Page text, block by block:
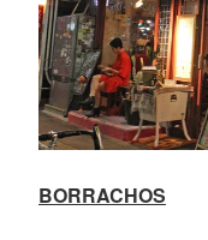
BORRACHOS